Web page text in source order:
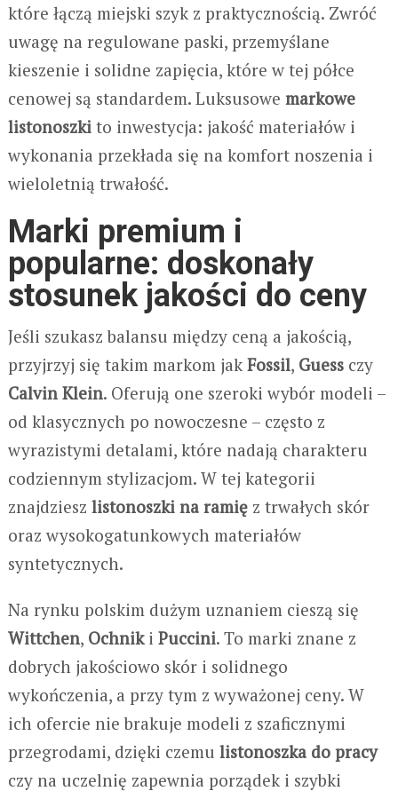
które łączą miejski szyk z praktycznością. Zwróć
uwagę na regulowane paski, przemyślane
kieszenie i solidne zapięcia, które w tej półce
cenowej są standardem. Luksusowe markowe
listonoszkito inwestycja: jakość materiałów i
wykonania przekłada się na komfort noszenia i
wieloletnią trwałość.
Marki premium i
popularne: doskonały
stosunek jakości do ceny
Jeśli szukasz balansu między ceną a jakością,
przyjrzyj się takim markom jak Fossil, Guessczy
Calvin Klein. Oferują one szeroki wybór modeli –
od klasycznych po nowoczesne – często z
wyrazistymi detalami, które nadają charakteru
codziennym stylizacjom. W tej kategorii
znajdziesz listonoszki na ramięz trwałych skór
oraz wysokogatunkowych materiałów
syntetycznych.
Na rynku polskim dużym uznaniem cieszą się
Wittchen, Ochniki Puccini. To marki znane z
dobrych jakościowo skór i solidnego
wykończenia, a przy tym z wyważonej ceny. W
ich ofercie nie brakuje modeli z sza­ficznymi
przegrodami, dzięki czemu listonoszka do pracy
czy na uczelnię zapewnia porządek i szybki